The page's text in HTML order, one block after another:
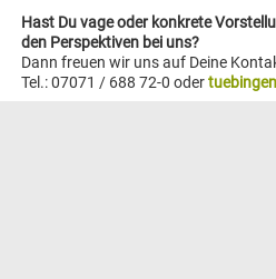
Hast Du vage oder konkrete
den Perspektiven bei uns?
Dann freuen wir uns auf Deine
Tel.: 07071 / 688 72-0 oder